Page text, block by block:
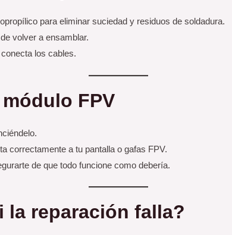
para eliminar suciedad y residuos de soldadura.
volver a ensamblar.
los cables.
FPV
correctamente a tu pantalla o gafas FPV.
de que todo funcione como debería.
la reparación falla?